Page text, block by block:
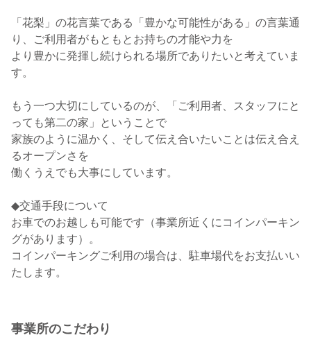
「花梨」の花言葉である「豊かな可能性がある」の言葉通
り、ご利用者がもともとお持ちの才能や力を
より豊かに発揮し続けられる場所でありたいと考えていま
す。
もう一つ大切にしているのが、「ご利用者、スタッフにと
っても第二の家」ということで
家族のように温かく、そして伝え合いたいことは伝え合え
るオープンさを
働くうえでも大事にしています。
◆交通手段について
お車でのお越しも可能です（事業所近くにコインパーキン
グがあります）。
コインパーキングご利用の場合は、駐車場代をお支払いい
事業所のこだわり